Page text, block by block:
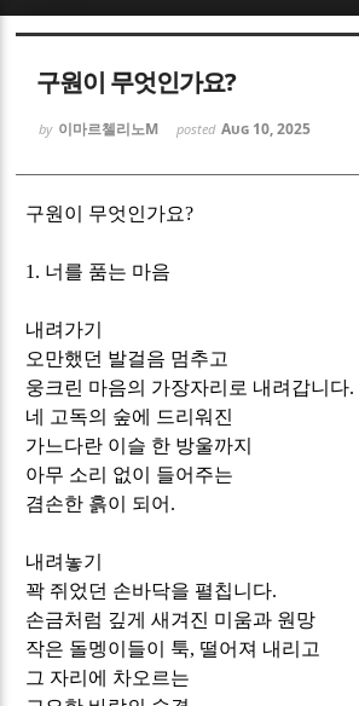
구원이 무엇인가요?
by 이마르첼리노M posted Aug 10, 2025
구원이 무엇인가요?
1. 너를 품는 마음
내려가기
오만했던 발걸음 멈추고
웅크린 마음의 가장자리로 내려갑니다.
네 고독의 숲에 드리워진
가느다란 이슬 한 방울까지
아무 소리 없이 들어주는
겸손한 흙이 되어 .
내려놓기
꽉 쥐었던 손바닥을 펼칩니다.
손금처럼 깊게 새겨진 미움과 원망
작은 돌멩이들이 툭, 떨어져 내리고
그 자리에 차오르는
Sketchbook5, 스케치북5
Sketchbook5, 스케치북5
Sketchbook5, 스케치북5
Sketchbook5, 스케치북5